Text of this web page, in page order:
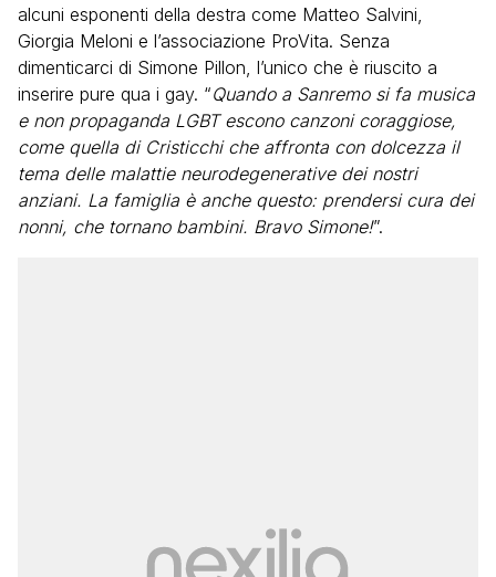
alcuni esponenti della destra come Matteo Salvini,
Giorgia Meloni e l’associazione ProVita. Senza
dimenticarci di Simone Pillon, l’unico che è riuscito a
inserire pure qua i gay. “Quando a Sanremo si fa musica
e non propaganda LGBT escono canzoni coraggiose,
come quella di Cristicchi che affronta con dolcezza il
tema delle malattie neurodegenerative dei nostri
anziani. La famiglia è anche questo: prendersi cura dei
nonni, che tornano bambini. Bravo Simone!”.